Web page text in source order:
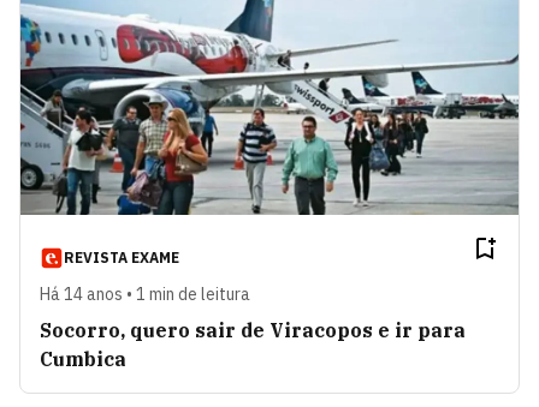
REVISTA EXAME
Há 14 anos • 1 min de leitura
Socorro, quero sair de Viracopos e ir para
Cumbica